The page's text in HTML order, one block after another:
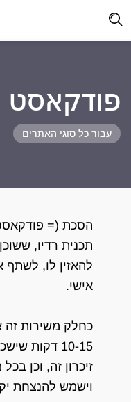
פודקאסט
עבור כל סוגי האתרים
הסכת (=
תכנית רדיו,
להאזין לו, לשתף
אישי.
כחלק משירות זה
10-15 דקות
זיכרון זה, וכן
וישמש להנצחת